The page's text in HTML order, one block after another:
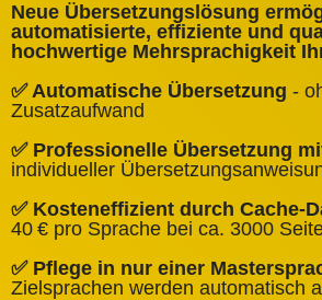
Neue Übersetzungslösung
automatisierte, effiziente und
hochwertige Mehrsprachigkeit
✅ Automatische Übersetzung -
Zusatzaufwand
✅ Professionelle Übersetzung
individueller
✅ Kosteneffizient durch
40 € pro Sprache bei ca. 3000
✅ Pflege in nur einer
Zielsprachen werden automatisch